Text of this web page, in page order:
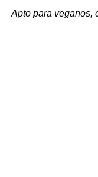
Apto para veganos,